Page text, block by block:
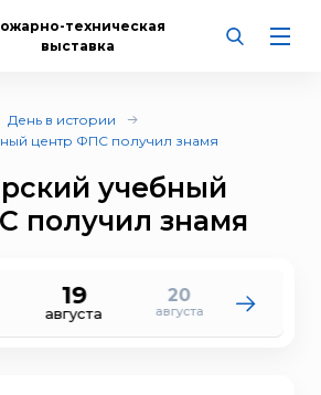
техническая
выставка
День в истории
центр ФПС получил знамя
учебный
получил знамя
19
августа
20
августа